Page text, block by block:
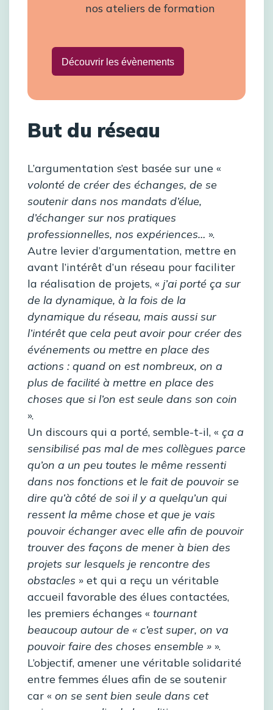
nos ateliers de formation
Découvrir les évènements
But du réseau
L’argumentation s’est basée sur une «
volonté de créer des échanges, de se
soutenir dans nos mandats d’élue,
d’échanger sur nos pratiques
professionnelles, nos expériences… ».
Autre levier d’argumentation, mettre en
avant l’intérêt d’un réseau pour faciliter
la réalisation de projets, « j’ai porté ça sur
de la dynamique, à la fois de la
dynamique du réseau, mais aussi sur
l’intérêt que cela peut avoir pour créer des
événements ou mettre en place des
actions : quand on est nombreux, on a
plus de facilité à mettre en place des
choses que si l’on est seule dans son coin
».
Un discours qui a porté, semble-t-il, « ça a
sensibilisé pas mal de mes collègues parce
qu’on a un peu toutes le même ressenti
dans nos fonctions et le fait de pouvoir se
dire qu’à côté de soi il y a quelqu’un qui
ressent la même chose et que je vais
pouvoir échanger avec elle afin de pouvoir
trouver des façons de mener à bien des
projets sur lesquels je rencontre des
obstacles » et qui a reçu un véritable
accueil favorable des élues contactées,
les premiers échanges « tournant
beaucoup autour de « c’est super, on va
pouvoir faire des choses ensemble » ».
L’objectif, amener une véritable solidarité
entre femmes élues afin de se soutenir
car « on se sent bien seule dans cet